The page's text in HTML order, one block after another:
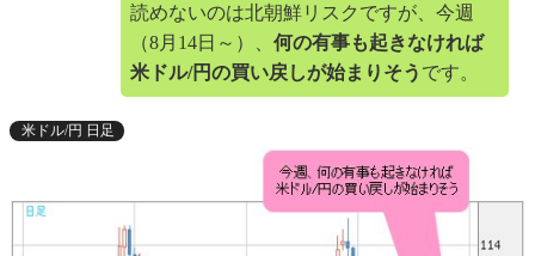
読めないのは北朝鮮リスクですが、今週
（8月14日～）、 何の有事も起きなければ
米ドル/円の買い戻しが始まりそう です。
米ドル/円 日足